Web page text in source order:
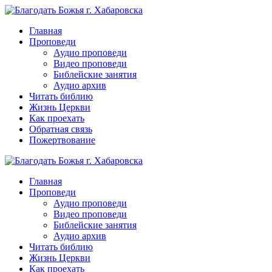
Перейти
контентуГлавная
Проповеди
Аудио проповеди
Видео проповеди
Библейские занятия
Аудио архив
Читать библию
Жизнь Церкви
Как проехать
Обратная связь
Пожертвование
Главная
Проповеди
Аудио проповеди
Видео проповеди
Библейские занятия
Аудио архив
Читать библию
Жизнь Церкви
Как проехать